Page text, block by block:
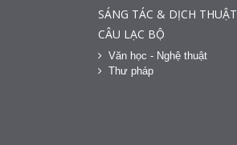
SÁNG TÁC & DỊCH THUẬT
CÂU LẠC BỘ
Văn học - Nghệ thuật
Thư pháp